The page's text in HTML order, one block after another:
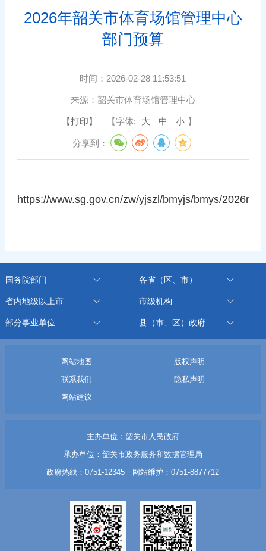
2026年韶关市体育场馆管理中心
部门预算
时间： 2026-02-28 11:53:51
来源： 韶关市体育场馆管理中心
【打印】 【字体: 大 中 小 】
分享到：
https://www.sg.gov.cn/zw/yjszl/bmyjs/bmys/
国务院部门 各省（区、市）
省内地级以上市 市级机构
部分事业单位 县（市、区）政府
网站地图
版权声明
联系我们
隐私声明
网站建议
主办单位：韶关市人民政府
承办单位：韶关市政务服务和数据管理局
政府热线：0751-12345 网站维护：0751-8877712